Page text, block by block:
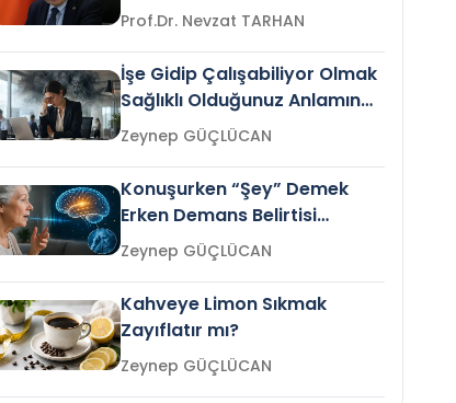
Prof.Dr. Nevzat TARHAN
İşe Gidip Çalışabiliyor Olmak
Sağlıklı Olduğunuz Anlamına
Gelir mi?Zeynep GÜÇLÜCAN
Konuşurken “Şey” Demek
Erken Demans Belirtisi
Olabilir mi?Zeynep GÜÇLÜCAN
Kahveye Limon Sıkmak
Zayıflatır mı?
Zeynep GÜÇLÜCAN